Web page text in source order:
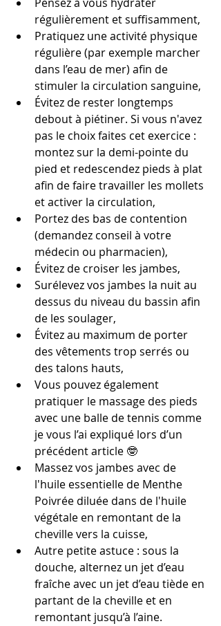
Pensez à vous hydrater
régulièrement et suffisamment,
Pratiquez une activité physique
régulière (par exemple marcher
dans l’eau de mer) afin de
stimuler la circulation sanguine,
Évitez de rester longtemps
debout à piétiner. Si vous n'avez
pas le choix faites cet exercice :
montez sur la demi-pointe du
pied et redescendez pieds à plat
afin de faire travailler les mollets
et activer la circulation,
Portez des bas de contention
(demandez conseil à votre
médecin ou pharmacien),
Évitez de croiser les jambes,
Surélevez vos jambes la nuit au
dessus du niveau du bassin afin
de les soulager,
Évitez au maximum de porter
des vêtements trop serrés ou
des talons hauts,
Vous pouvez également
pratiquer le massage des pieds
avec une balle de tennis comme
je vous l’ai expliqué lors d’un
précédent article 🤓
Massez vos jambes avec de
l'huile essentielle de Menthe
Poivrée diluée dans de l'huile
végétale en remontant de la
cheville vers la cuisse,
Autre petite astuce : sous la
douche, alternez un jet d’eau
fraîche avec un jet d’eau tiède en
partant de la cheville et en
remontant jusqu’à l’aine.